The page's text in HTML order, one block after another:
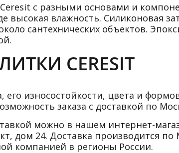
с разными основами и
влажность. Силиконовая
сантехнических объектов.
CERESIT
его износостойкости, цвета и
заказа с доставкой по
можно в нашем интернет-
дом 24. Доставка производится по
компанией в регионы России.